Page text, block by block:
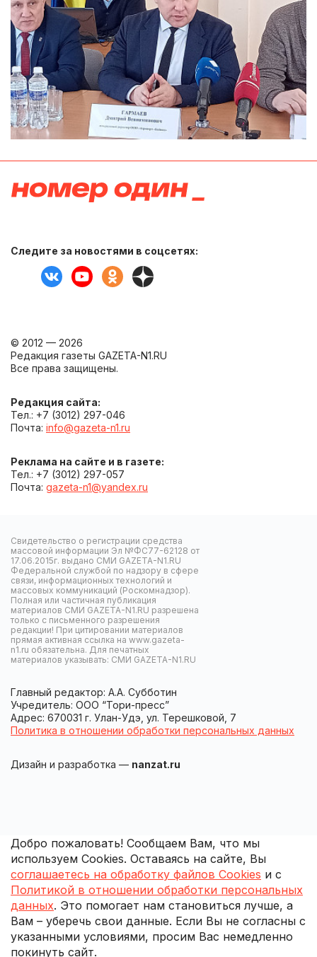
Следите за новостями в соцсетях:
© 2012 — 2026
Редакция газеты GAZETA-N1.RU
Все права защищены.
Редакция сайта:
Тел.: +7 (3012) 297-046
Почта: info@gazeta-n1.ru
Реклама на сайте и в газете:
Тел.: +7 (3012) 297-057
Почта: gazeta-n1@yandex.ru
Свидетельство о регистрации средства
массовой информации Эл №ФС77-62128 от
17.06.2015г. выдано СМИ GAZETA-N1.RU
Федеральной службой по надзору в сфере
связи, информационных технологий и
массовых коммуникаций (Роскомнадзор).
Полная или частичная публикация
материалов СМИ GAZETA-N1.RU разрешена
только с письменного разрешения
редакции! При цитировании материалов
прямая активная ссылка на www.gazeta-
n1.ru обязательна. Для печатных
материалов указывать: СМИ GAZETA-N1.RU
Главный редактор: А.А. Субботин
Учредитель: ООО “Тори-пресс”
Адрес: 670031 г. Улан-Удэ, ул. Терешковой, 7
Политика в отношении обработки персональных данных
Дизайн и разработка — nanzat.ru
Добро пожаловать! Сообщаем Вам, что мы
используем Cookies. Оставаясь на сайте, Вы
соглашаетесь на обработку файлов Cookies и с
Политикой в отношении обработки персональных
данных. Это помогает нам становиться лучше, а
Вам – уберечь свои данные. Если Вы не согласны с
указанными условиями, просим Вас немедленно
покинуть сайт.